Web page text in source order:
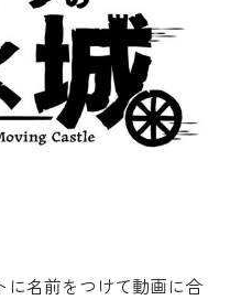
名前をつけて動画に合